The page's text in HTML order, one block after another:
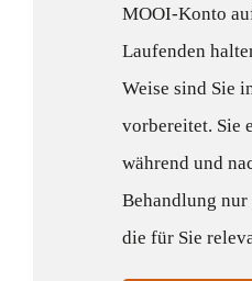
MOOI-Konto
Laufenden
Weise sind Sie
vorbereitet. Sie
während und
Behandlung
die für Sie